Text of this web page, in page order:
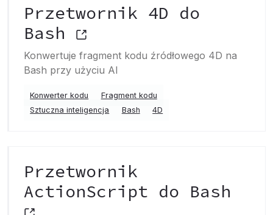
Przetwornik 4D do
Bash
Konwertuje fragment kodu źródłowego 4D na
Bash przy użyciu AI
Konwerter kodu
Fragment kodu
Sztuczna inteligencja
Bash 4D
Przetwornik
ActionScript do Bash